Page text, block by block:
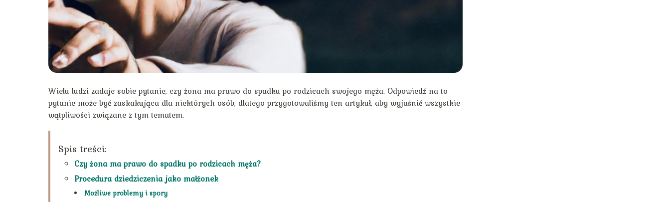
Wielu ludzi zadaje sobie pytanie, czy żona ma prawo do spadku po rodzicach swojego męża. Odpowiedź na to
pytanie może być zaskakująca dla niektórych osób, dlatego przygotowaliśmy ten artykuł, aby wyjaśnić wszystkie
wątpliwości związane z tym tematem.
Spis treści:
Czy żona ma prawo do spadku po rodzicach męża?
Procedura dziedziczenia jako małżonek
Możliwe problemy i spory